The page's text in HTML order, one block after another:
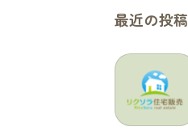
最近の投稿